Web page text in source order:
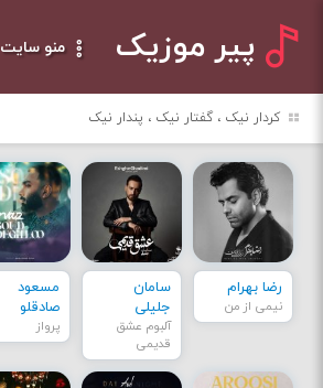
پیر موزیک منو سایت
کردار نیک ، گفتار نیک ، پندار نیک
رضا بهرام
نیمی از من
سامان
جلیلی
آلبوم عشق
قدیمی
مسعود
صادقلو
پرواز